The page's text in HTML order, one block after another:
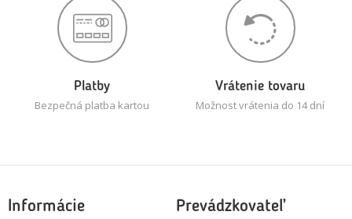
Platby
Bezpečná platba kartou
Vrátenie tovaru
Možnost vrátenia do 14 dní
Informácie Prevádzkovateľ